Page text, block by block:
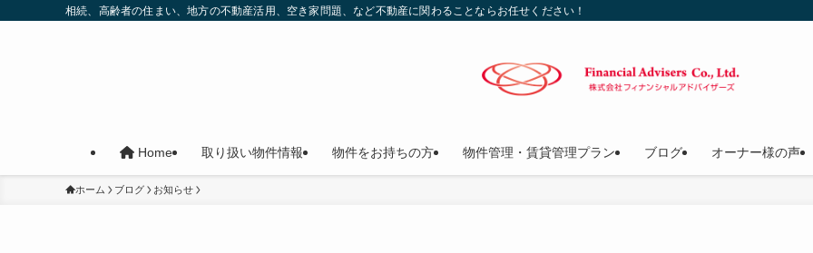
相続、高齢者の住まい、地方の不動産活用、空き家問題、など不動産に関わることならお任せください！
Home 取り扱い物件情報 物件をお持ちの方 物件管理・賃貸管理プラン ブログ オーナー様の声
ホーム ブログ お知らせ